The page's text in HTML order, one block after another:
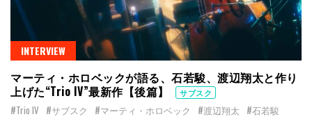
INTERVIEW
マーティ・ホロベックが語る、石若駿、渡辺翔太と作り
上げた“Trio IV”最新作【後篇】
サブスク
#Trio IV #サブスク #マーティ・ホロベック #渡辺翔太 #石若駿